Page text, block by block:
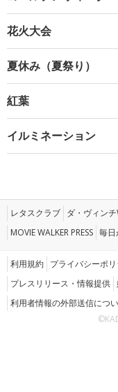
花火大会
夏休み（夏祭り）
紅葉
イルミネーション
レタスクラブ ダ・ヴィン
MOVIE WALKER PRESS 毎日
利用規約 プライバシーポ
プレスリリース・情報提供
利用者情報の外部送信につ